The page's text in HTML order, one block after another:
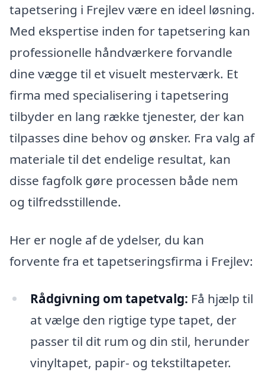
tapetsering i Frejlev være en ideel løsning.
Med ekspertise inden for tapetsering kan
professionelle håndværkere forvandle
dine vægge til et visuelt mesterværk. Et
firma med specialisering i tapetsering
tilbyder en lang række tjenester, der kan
tilpasses dine behov og ønsker. Fra valg af
materiale til det endelige resultat, kan
disse fagfolk gøre processen både nem
og tilfredsstillende.
Her er nogle af de ydelser, du kan
forvente fra et tapetseringsfirma i Frejlev:
Rådgivning om tapetvalg: Få hjælp til
at vælge den rigtige type tapet, der
passer til dit rum og din stil, herunder
vinyltapet, papir- og tekstiltapeter.